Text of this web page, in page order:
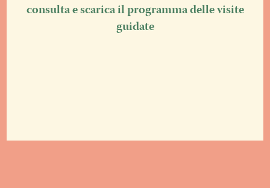
consulta e scarica il programma delle visite
guidate